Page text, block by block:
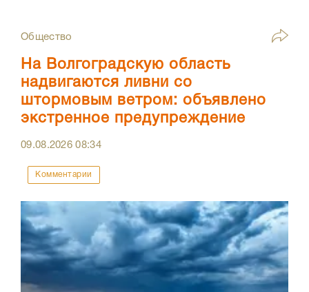
Общество
На Волгоградскую область
надвигаются ливни со
штормовым ветром: объявлено
экстренное предупреждение
09.08.202608:34
Комментарии